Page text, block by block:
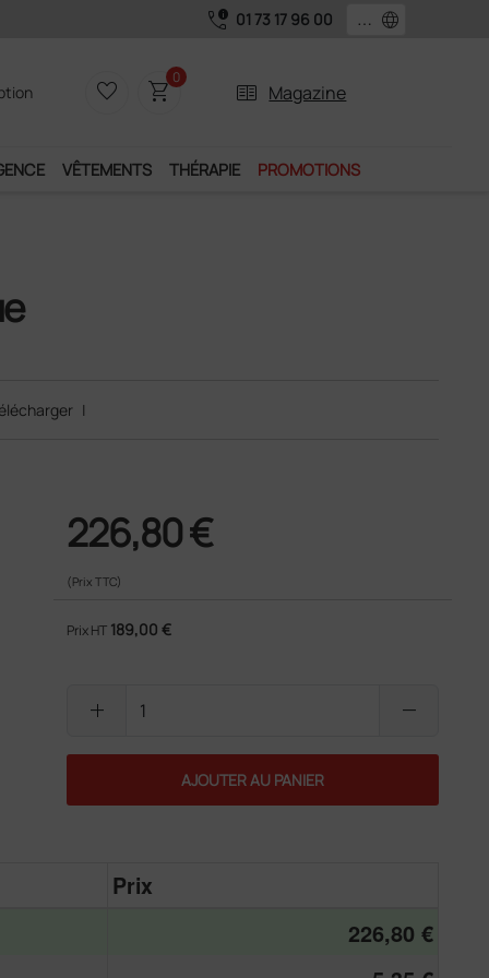
call_quality 01 73 17 96 00 language
favorite_border shopping_cart0
two_pager Magazine
VÊTEMENTS THÉRAPIE PROMOTIONS
|
226,80 €
(Prix TTC)
Prix HT 189,00 €
add remove
AJOUTER AU PANIER
Prix
226,80 €